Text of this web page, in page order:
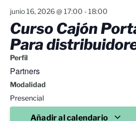
junio 16, 2026@17:00 -18:00
Curso Cajón
Para
Perfil
Partners
Modalidad
Presencial
Añadir al calendario